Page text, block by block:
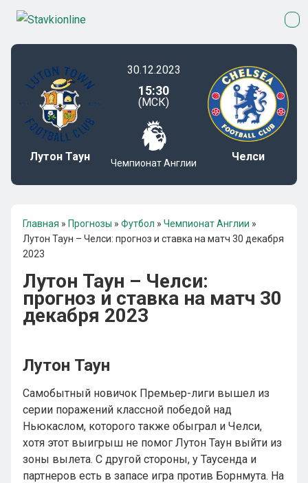
Лутон Таун
30.12.2023
15:30
(МСК)
Чемпионат Англии Челси
Главная » Прогнозы » Футбол » Чемпионат Англии »
Лутон Таун – Челси: прогноз и ставка на матч 30 декабря
2023
Лутон Таун – Челси:
прогноз и ставка на матч 30
декабря 2023
Лутон Таун
Самобытный новичок Премьер-лиги вышел из
серии поражений классной победой над
Ньюкаслом, которого также обыграл и Челси,
хотя этот выигрыш не помог Лутон Таун выйти из
зоны вылета. С другой стороны, у Таусенда и
партнеров есть в запасе игра против Борнмута. На